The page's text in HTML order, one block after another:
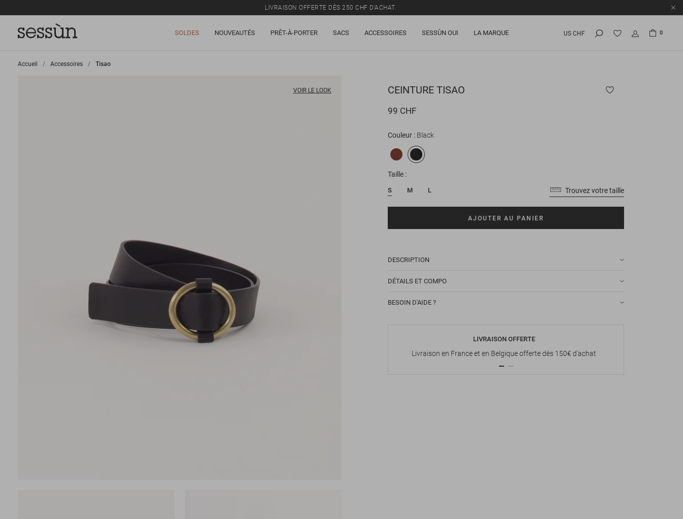
LIVRAISON OFFERTE DÈS 250 CHF D'ACHAT.
SOLDES NOUVEAUTÉS PRÊT-À-PORTER SACS ACCESSOIRES SESSÙN OUI LA MARQUE US CHF 0
Accueil >
Accessoires >
Tisao
VOIR LE LOOK CEINTURE TISAO
99 CHF
Couleur Black
Taille
S M L Trouvez votre taille
AJOUTER AU PANIER
DESCRIPTION
DÉTAILS ET COMPO
BESOIN D'AIDE ?
LIVRAISON OFFERTE
Livraison en France et en Belgique offerte dès 150€ d'achat